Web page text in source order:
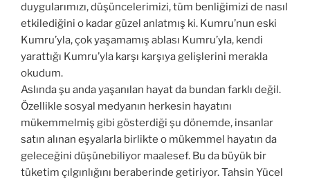
duygularımızı, düşüncelerimizi, tüm benliğimizi de nasıl
etkilediğini o kadar güzel anlatmış ki. Kumru’nun eski
Kumru’yla, çok yaşamamış ablası Kumru’yla, kendi
yarattığı Kumru’yla karşı karşıya gelişlerini merakla
okudum.
Aslında şu anda yaşanılan hayat da bundan farklı değil.
Özellikle sosyal medyanın herkesin hayatını
mükemmelmiş gibi gösterdiği şu dönemde, insanlar
satın alınan eşyalarla birlikte o mükemmel hayatın da
geleceğini düşünebiliyor maalesef. Bu da büyük bir
tüketim çılgınlığını beraberinde getiriyor. Tahsin Yücel